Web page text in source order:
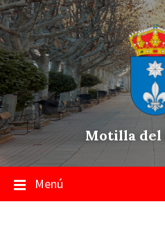
Skip
to
content
Saltar
a
la
navegación
principal
Saltar
a
pie
de
página
Motilla del
Menú